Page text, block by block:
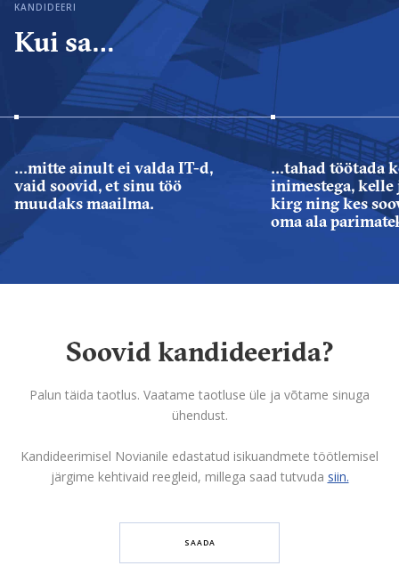
KANDIDEERI
Kui sa…
…mitte ainult ei valda IT-d,
vaid soovid, et sinu töö
muudaks maailma.
…tahad töötada
inimestega, kelle
kirg ning kes
oma ala
Soovid kandideerida?
Palun täida taotlus. Vaatame taotluse üle ja võtame sinuga
ühendust.
Kandideerimisel Novianile edastatud isikuandmete töötlemisel
järgime kehtivaid reegleid, millega saad tutvuda siin.
SAADA